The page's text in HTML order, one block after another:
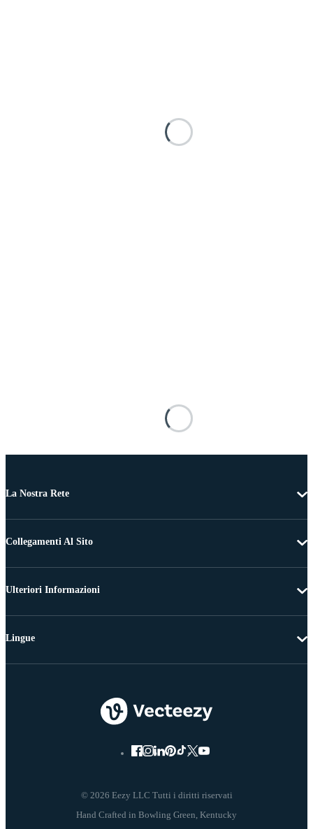
La Nostra Rete
Collegamenti Al Sito
Ulteriori Informazioni
© 2026 Eezy LLC Tutti i diritti riservati
Lingue